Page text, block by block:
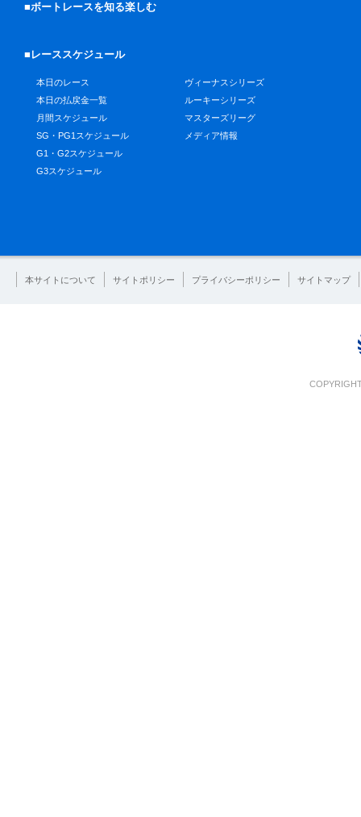
■ボートレースを知る楽しむ
■レーススケジュール
本日のレース
本日の払戻金一覧
月間スケジュール
SG・PG1スケジュール
G1・G2スケジュール
G3スケジュール
ヴィーナスシリーズ
ルーキーシリーズ
マスターズリーグ
メディア情報
本サイトについて サイトポリシー プライバシーポリシー サイトマップ